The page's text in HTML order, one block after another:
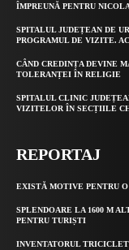
ÎMPREUNĂ PENTRU
SPITALUL JUDEȚEAN DE
PROGRAMUL DE VIZITE.
CÂND CREDINȚA DEVINE
TOLERANȚEI ÎN RELIGIE
SPITALUL CLINIC
VIZITELOR ÎN SECȚIILE
REPORTAJ
EXISTĂ MOTIVE PENTRU
SPLENDOARE LA 1600 M
PENTRU TURIȘTI
INVENTATORUL